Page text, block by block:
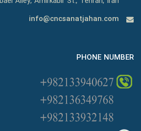
info@cncsanatjahan.com
PHONE NUMBER